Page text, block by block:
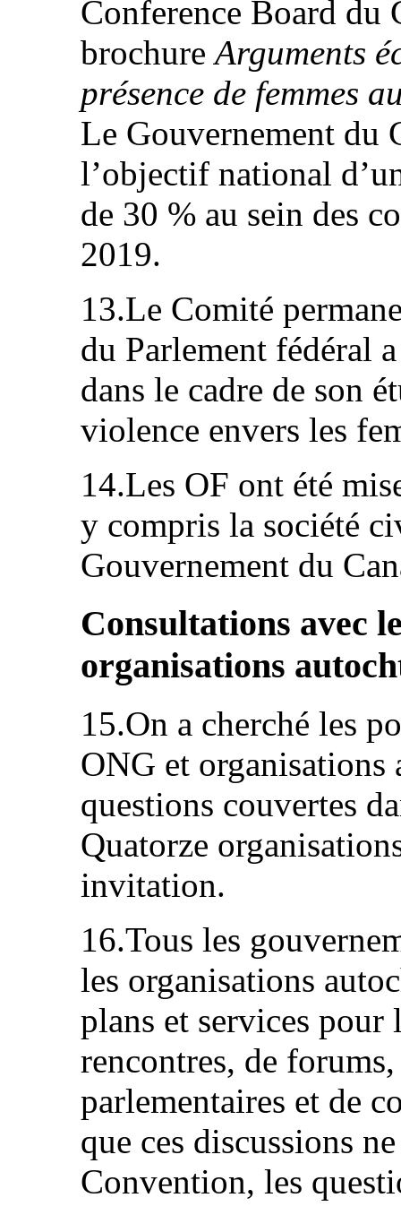
Conference Board du
brochureArguments
présence de femmes
Le Gouvernement du
l’objectif national
de 30 % au sein des
2019.
13.Le Comité
du Parlement fédéral
dans le cadre de son
violence envers les
14.Les OF ont été
y compris la société
Gouvernement du
Consultations avec
organisations
15.On a cherché les
ONG et organisations
questions couvertes
Quatorze
invitation.
16.Tous les
les organisations
plans et services pour
rencontres, de
parlementaires et de
que ces discussions
Convention, les